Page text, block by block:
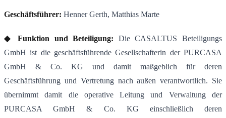
Geschäftsführer: Henner Gerth, Matthias Marte
◆ Funktion und Beteiligung: Die CASALTUS Beteiligungs
GmbH ist die geschäftsführende Gesellschafterin der PURCASA
GmbH & Co. KG und damit maßgeblich für deren
Geschäftsführung und Vertretung nach außen verantwortlich. Sie
übernimmt damit die operative Leitung und Verwaltung der
PURCASA GmbH & Co. KG einschließlich deren